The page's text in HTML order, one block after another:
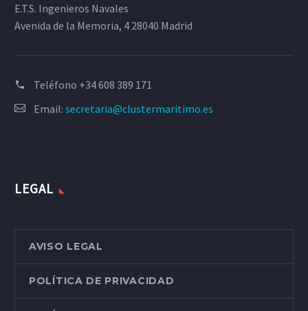
E.T.S. Ingenieros Navales
Avenida de la Memoria, 4 28040 Madrid
Teléfono +34 608 389 171
Email: secretaria@clustermaritimo.es
LEGAL
AVISO LEGAL
POLÍTICA DE PRIVACIDAD